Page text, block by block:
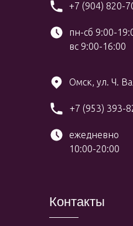
+7 (904) 820-
пн-сб 9:00-
вс 9:00-16:00
+7 (953) 393-
ежедневно
10:00-20:00
Омск, ул. Ч.
Контакты